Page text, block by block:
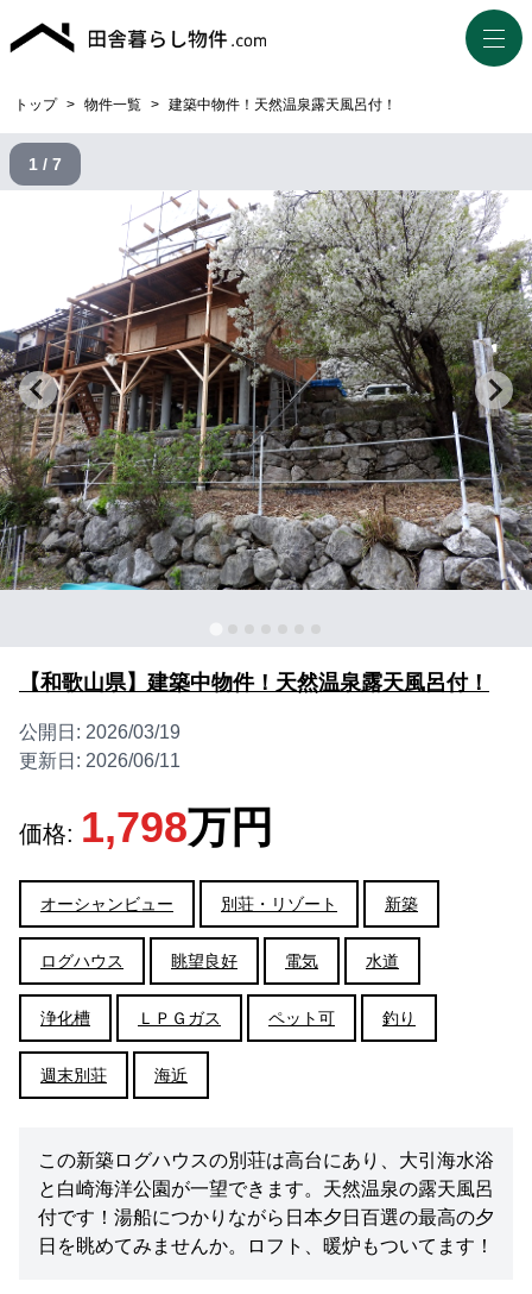
トップ > 物件一覧 > 建築中物件！天然温泉露天風呂付！
1 / 7
【和歌山県】建築中物件！天然温泉露天風呂付！
公開日: 2026/03/19
更新日: 2026/06/11
価格: 1,798万円
オーシャンビュー 別荘・リゾート 新築
ログハウス 眺望良好 電気 水道
浄化槽 ＬＰＧガス ペット可 釣り
週末別荘 海近
この新築ログハウスの別荘は高台にあり、大引海水浴
と白崎海洋公園が一望できます。天然温泉の露天風呂
付です！湯船につかりながら日本夕日百選の最高の夕
日を眺めてみませんか。ロフト、暖炉もついてます！